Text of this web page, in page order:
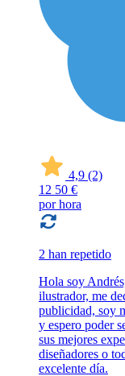
4,9 (2)
12 50 €
por hora
2 han repetido
Hola soy
ilustrador, me
publicidad, soy
y espero poder
sus mejores
diseñadores o
excelente día.